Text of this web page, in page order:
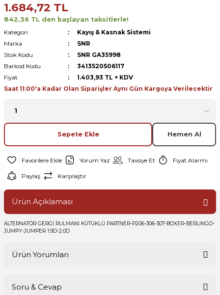
1.684,72 TL
842,36 TL den başlayan taksitlerle!
Kategori
Kayış & Kasnak Sistemi
Marka
SNR
Stok Kodu
SNR GA35998
Barkod Kodu
3413520506117
Fiyat
1.403,93 TL + KDV
Saat 11:00'a Kadar Olan Siparişler Aynı Gün Kargoya Verilecektir
Sepete Ekle Hemen Al
Yorum Yaz Tavsiye Et Fiyat Alarmı
Paylaş Karşılaştır
Ürün Açıklaması
ALTERNATÖR GERGİ RULMANI KÜTÜKLÜ PARTNER-P206-306-307-BOXER-BERLINGO-
JUMPY-JUMPER 1.9D-2.0D
Ürün Yorumları
Soru & Cevap